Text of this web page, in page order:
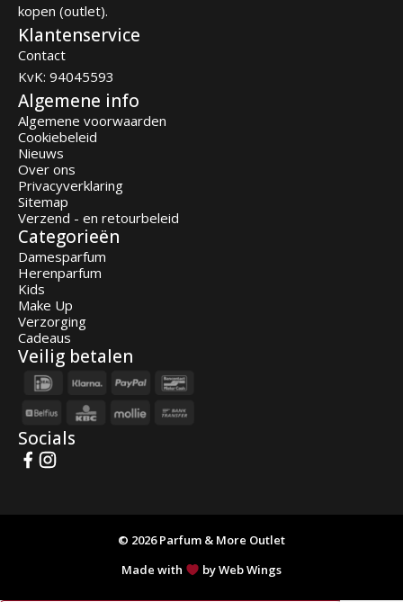
kopen (outlet).
Klantenservice
Contact
KvK: 94045593
Algemene info
Algemene voorwaarden
Cookiebeleid
Nieuws
Over ons
Privacyverklaring
Sitemap
Verzend - en retourbeleid
Categorieën
Damesparfum
Herenparfum
Kids
Make Up
Verzorging
Cadeaus
Veilig betalen
Socials
© 2026 Parfum & More Outlet
Made with
by Web Wings